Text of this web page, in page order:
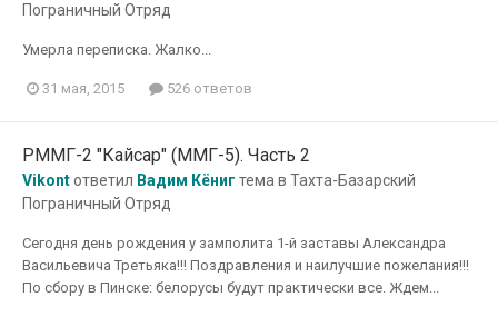
Пограничный Отряд
Умерла переписка. Жалко...
31 мая, 2015 526 ответов
РММГ-2 "Кайсар" (ММГ-5). Часть 2
Vikontответил Вадим Кёниг тема в Тахта-Базарский
Пограничный Отряд
Сегодня день рождения у замполита 1-й заставы Александра
Васильевича Третьяка!!! Поздравления и наилучшие пожелания!!!
По сбору в Пинске: белорусы будут практически все. Ждем...